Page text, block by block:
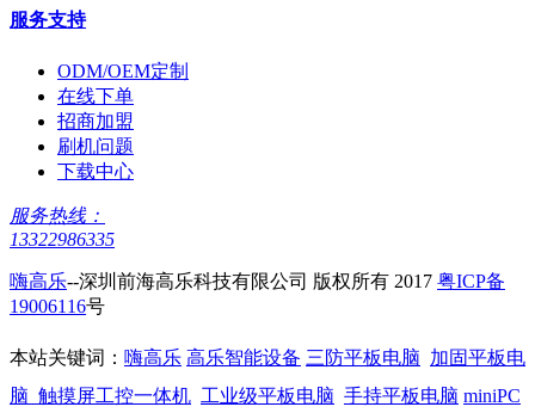
服务支持
ODM/OEM定制
在线下单
招商加盟
刷机问题
下载中心
服务热线：
13322986335
嗨高乐--深圳前海高乐科技有限公司 版权所有 2017 粤ICP备
19006116号
本站关键词： 嗨高乐 高乐智能设备 三防平板电脑 加固平板电
脑 触摸屏工控一体机 工业级平板电脑 手持平板电脑 miniPC